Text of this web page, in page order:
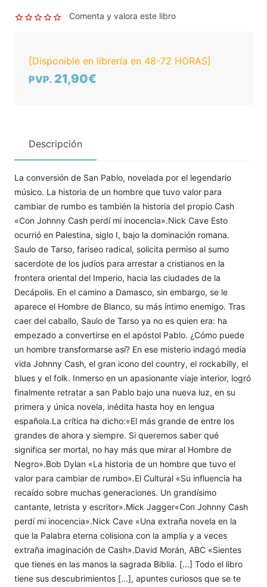
Comenta y valora este libro
[Disponible en librería en 48-72 HORAS]
PVP. 21,90€
Descripción
La conversión de San Pablo, novelada por el legendario
músico. La historia de un hombre que tuvo valor para
cambiar de rumbo es también la historia del propio Cash
«Con Johnny Cash perdí mi inocencia».Nick Cave Esto
ocurrió en Palestina, siglo I, bajo la dominación romana.
Saulo de Tarso, fariseo radical, solicita permiso al sumo
sacerdote de los judíos para arrestar a cristianos en la
frontera oriental del Imperio, hacia las ciudades de la
Decápolis. En el camino a Damasco, sin embargo, se le
aparece el Hombre de Blanco, su más íntimo enemigo. Tras
caer del caballo, Saulo de Tarso ya no es quien era: ha
empezado a convertirse en el apóstol Pablo. ¿Cómo puede
un hombre transformarse así? En ese misterio indagó media
vida Johnny Cash, el gran icono del country, el rockabilly, el
blues y el folk. Inmerso en un apasionante viaje interior, logró
finalmente retratar a san Pablo bajo una nueva luz, en su
primera y única novela, inédita hasta hoy en lengua
española.La crítica ha dicho:«El más grande de entre los
grandes de ahora y siempre. Si queremos saber qué
significa ser mortal, no hay más que mirar al Hombre de
Negro».Bob Dylan «La historia de un hombre que tuvo el
valor para cambiar de rumbo».El Cultural «Su influencia ha
recaído sobre muchas generaciones. Un grandísimo
cantante, letrista y escritor».Mick Jagger«Con Johnny Cash
perdí mi inocencia».Nick Cave «Una extraña novela en la
que la Palabra eterna colisiona con la amplia y a veces
extraña imaginación de Cash».David Morán, ABC «Sientes
que tienes en las manos la sagrada Biblia. [...] Todo el libro
tiene sus descubrimientos [...], apuntes curiosos que se te